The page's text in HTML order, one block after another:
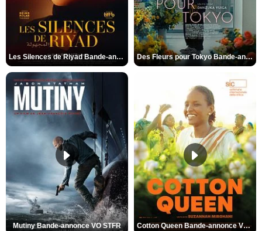
Les Silences de Riyad Bande-annonce VO STFR Des Fleurs pour Tokyo Bande-annonce VO STFR
Mutiny Bande-annonce VO STFR Cotton Queen Bande-annonce VO STFR